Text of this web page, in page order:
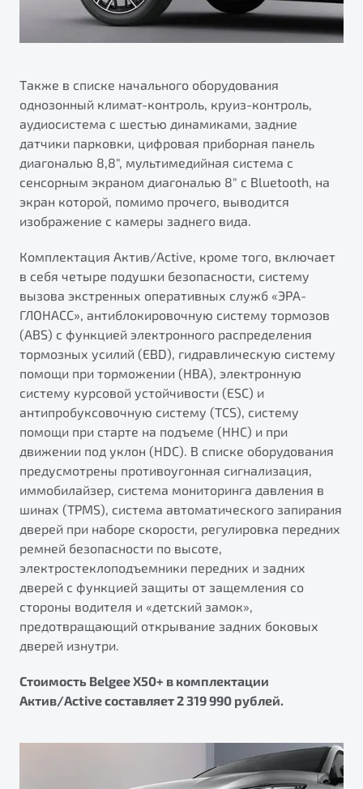
Также в списке начального оборудования
однозонный климат-контроль, круиз-контроль,
аудиосистема с шестью динамиками, задние
датчики парковки, цифровая приборная панель
диагональю 8,8", мультимедийная система с
сенсорным экраном диагональю 8" с Bluetooth, на
экран которой, помимо прочего, выводится
изображение с камеры заднего вида.
Комплектация Актив/Active, кроме того, включает
в себя четыре подушки безопасности, систему
вызова экстренных оперативных служб «ЭРА-
ГЛОНАСС», антиблокировочную систему тормозов
(ABS) с функцией электронного распределения
тормозных усилий (EBD), гидравлическую систему
помощи при торможении (HBA), электронную
систему курсовой устойчивости (ESС) и
антипробуксовочную систему (TCS), систему
помощи при старте на подъеме (HHC) и при
движении под уклон (HDC). В списке оборудования
предусмотрены противоугонная сигнализация,
иммобилайзер, система мониторинга давления в
шинах (TPMS), система автоматического запирания
дверей при наборе скорости, регулировка передних
ремней безопасности по высоте,
электростеклоподъемники передних и задних
дверей с функцией защиты от защемления со
стороны водителя и «детский замок»,
предотвращающий открывание задних боковых
дверей изнутри.
Стоимость Belgee X50+ в комплектации
Актив/Active составляет 2 319 990 рублей.